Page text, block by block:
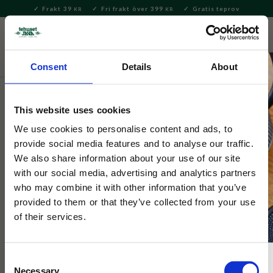
Consent Details About
This website uses cookies
We use cookies to personalise content and ads, to
provide social media features and to analyse our traffic.
We also share information about your use of our site
with our social media, advertising and analytics partners
who may combine it with other information that you’ve
provided to them or that they’ve collected from your use
of their services.
Necessary
Meny
Frakt 39 KR Fri frakt över 399 KR Gratis teprov